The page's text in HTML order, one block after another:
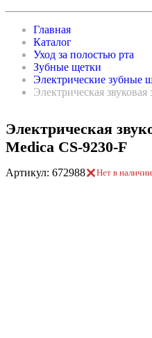
Главная
Каталог
Уход за полостью рта
Зубные щетки
Электрические зубные
Электрическая
Электрическая
Medica CS-9230-F
Артикул: 672988 Нет в наличии